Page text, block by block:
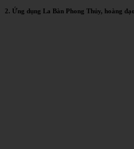
2. Ứng dụng La Bàn Phong Thủy, hoàng